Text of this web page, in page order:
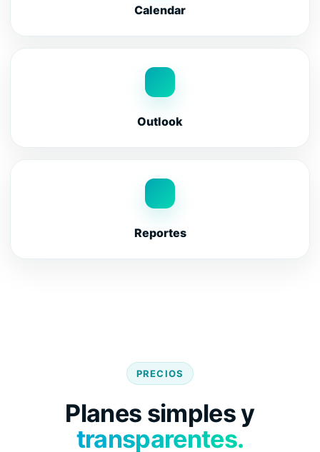
Calendar
Outlook
Reportes
PRECIOS
Planes simples y
transparentes.